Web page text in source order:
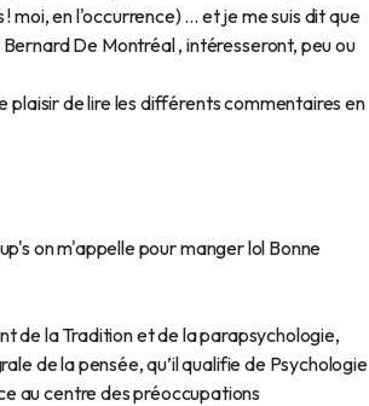
moi, en l'occurrence) ... et je me suis dit que
De Montréal , intéresseront, peu ou
plaisir de lire les différents commentaires en
on m'appelle pour manger lol Bonne
de la Tradition et de la parapsychologie,
de la pensée, qu’il qualifie de Psychologie
au centre des préoccupations